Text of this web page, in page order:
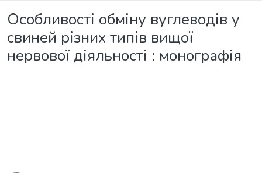
Особливості обміну вуглеводів у
свиней різних типів вищої
нервової діяльності : монографія